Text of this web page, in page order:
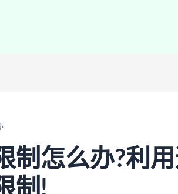
制怎么办?利
制!